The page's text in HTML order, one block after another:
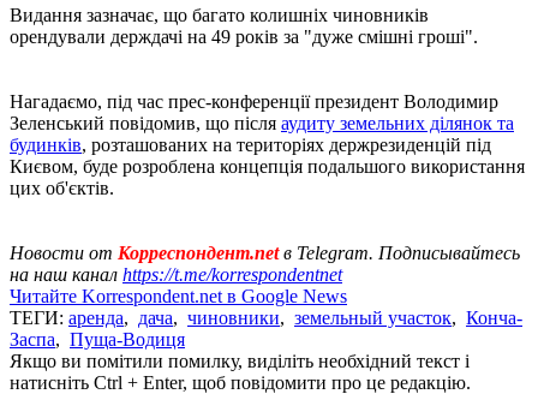
Видання зазначає, що багато колишніх чиновників
орендували держдачі на 49 років за "дуже смішні гроші".
Нагадаємо, під час прес-конференції президент Володимир
Зеленський повідомив, що після аудиту земельних ділянок та
будинків, розташованих на територіях держрезиденцій під
Києвом, буде розроблена концепція подальшого використання
цих об'єктів.
Новости от Корреспондент.netв Telegram. Подписывайтесь
на наш канал https://t.me/korrespondentnet
Читайте Korrespondent.net в Google News
ТЕГИ: аренда, дача, чиновники, земельный участок, Конча-
Заспа, Пуща-Водиця
Якщо ви помітили помилку, виділіть необхідний текст і
натисніть Ctrl + Enter, щоб повідомити про це редакцію.